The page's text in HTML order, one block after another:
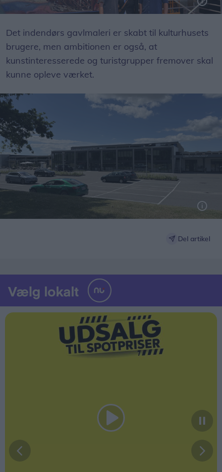
Det indendørs gavlmaleri er skabt til kulturhusets
brugere, men ambitionen er også, at
kunstinteresserede og turistgrupper fremover skal
kunne opleve værket.
Del artikel